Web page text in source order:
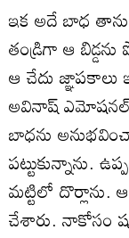
ఇక అదే బాధ తాను
తండ్రిగా ఆ బిడ్డను
ఆ చేదు
అవినాష్
బాధను
పట్టుకున్నాను.
మట్టిలో
చేశారు. నాకోసం